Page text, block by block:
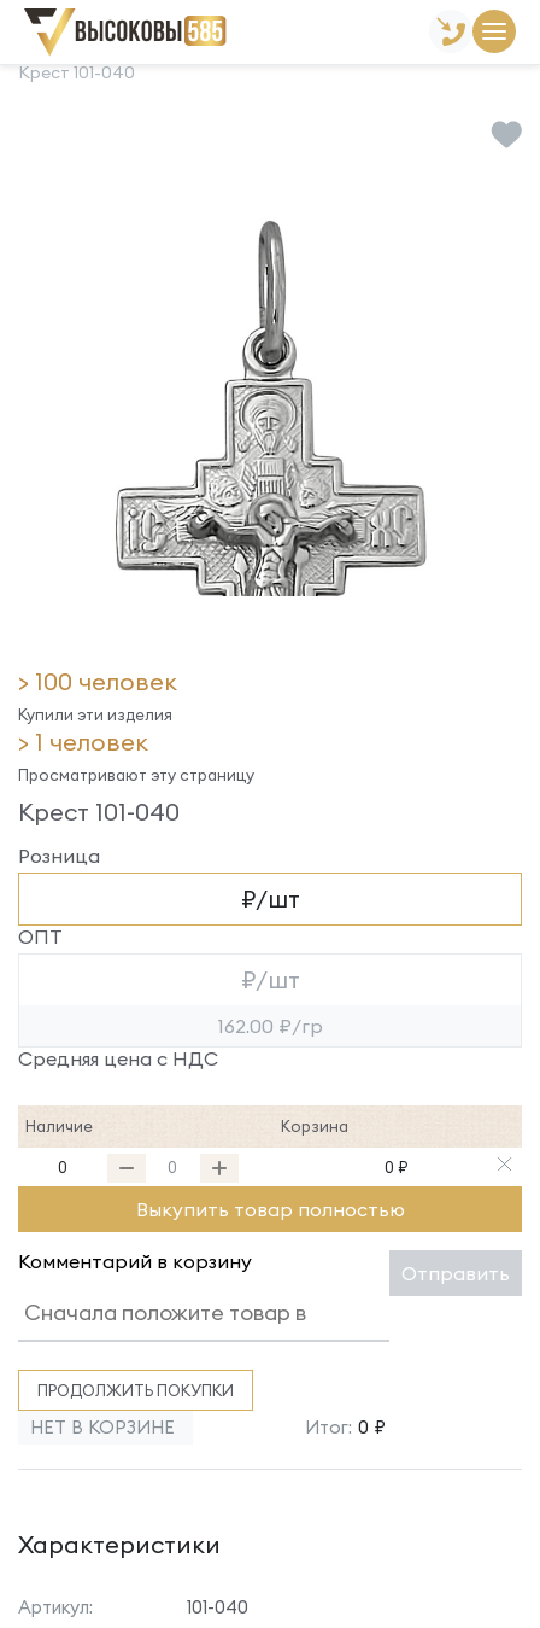
Главная Склад готовой продукции
Крест 101-040
> 100 человек
Купили эти изделия
> 1 человек
Просматривают эту страницу
Крест 101-040
Розница
₽/шт
ОПТ
₽/шт
162.00 ₽/гр
Средняя цена с НДС
Наличие Корзина
0 0 ₽
Выкупить товар полностью
Комментарий в корзину Отправить
ПРОДОЛЖИТЬ ПОКУПКИ
НЕТ В КОРЗИНЕ Итог: 0 ₽
Характеристики
Артикул:
101-040